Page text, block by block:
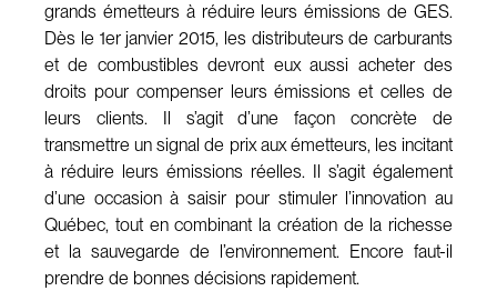
grands émetteurs à réduire leurs émissions de GES.
Dès le 1er janvier 2015, les distributeurs de carburants
et de combustibles devront eux aussi acheter des
droits pour compenser leurs émissions et celles de
leurs clients. Il s’agit d’une façon concrète de
transmettre un signal de prix aux émetteurs, les incitant
à réduire leurs émissions réelles. Il s’agit également
d’une occasion à saisir pour stimuler l’innovation au
Québec, tout en combinant la création de la richesse
et la sauvegarde de l’environnement. Encore faut-il
prendre de bonnes décisions rapidement.